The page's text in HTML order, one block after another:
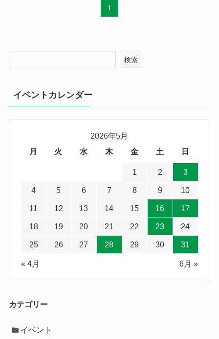
1
検索
イベントカレンダー
2026年5月
月
火 水 木 金 土 日
1 2 3
4 5 6 7 8 9 10
11 12 13 14 15 16 17
18 19 20 21 22 23 24
25 26 27 28 29 30 31
« 4月 6月 »
カテゴリー
イベント